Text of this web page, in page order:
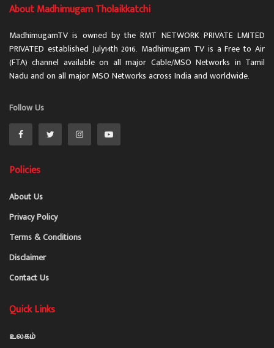
About Madhimugam Tholaikkatchi
MadhimugamTV is owned by the RMT NETWORK PRIVATE LMITED
PRIVATED established July14th 2016. Madhimugam TV is a Free to Air
(FTA) channel available on all major Cable/MSO Networks in Tamil
Nadu and on all major MSO Networks across India and worldwide.
Follow Us
Policies
About Us
Privacy Policy
Terms & Conditions
Disclaimer
Contact Us
Quick Links
உலகம்